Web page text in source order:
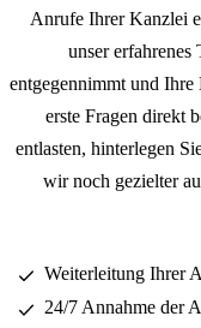
Anrufe Ihrer Kanzlei
unser
entgegennimmt und
erste Fragen direkt
entlasten, hinterlegen
wir noch gezielter
Weiterleitung Ihrer
24/7 Annahme der